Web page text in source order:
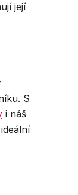
její
S
i náš